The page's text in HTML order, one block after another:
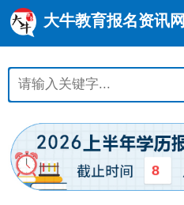
大牛教育报名资讯网
8